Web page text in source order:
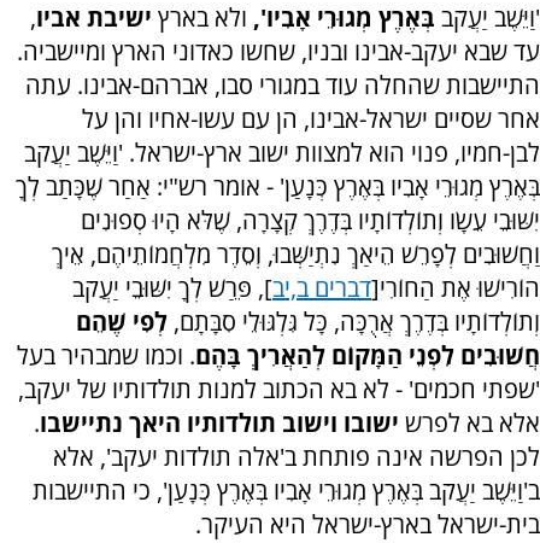
'וַיֵּשֶׁב יַעֲקֹב בְּאֶרֶץ מְגוּרֵי אָבִיו', ולא בארץ ישיבת אביו,
עד שבא יעקב-אבינו ובניו, שחשו כאדוני הארץ ומיישביה.
התיישבות שהחלה עוד במגורי סבו, אברהם-אבינו. עתה
אחר שסיים ישראל-אבינו, הן עם עשו-אחיו והן על
לבן-חמיו, פנוי הוא למצוות ישוב ארץ-ישראל. 'וַיֵּשֶׁב יַעֲקֹב
בְּאֶרֶץ מְגוּרֵי אָבִיו בְּאֶרֶץ כְּנָעַן' - אומר רש"י: אַחַר שֶׁכָּתַב לְךָ
יִשּׁוּבֵי עֵשָׂו וְתוֹלְדוֹתָיו בְּדֶרֶךְ קְצָרָה, שֶׁלֹּא הָיוּ סְפוּנִים
וַחֲשׁוּבִים לְפָרֵשׁ הֵיאַךְ נִתְיַשְּׁבוּ, וְסֵדֶר מִלְחֲמוֹתֵיהֶם, אֵיךְ
הוֹרִישׁוּ אֶת הַחוֹרִי[דברים ב,יב], פֵּרַשׁ לְךָ יִשּׁוּבֵי יַעֲקֹב
וְתוֹלְדוֹתָיו בְּדֶרֶךְ אֲרֻכָּה, כָּל גִּלְגּוּלֵי סִבָּתָם, לְפִי שֶׁהֵם
חֲשׁוּבִים לִפְנֵי הַמָּקוֹם לְהַאֲרִיךְ בָּהֶם. וכמו שמבהיר בעל
'שפתי חכמים' - לא בא הכתוב למנות תולדותיו של יעקב,
אלא בא לפרש ישובו וישוב תולדותיו היאך נתיישבו.
לכן הפרשה אינה פותחת ב'אלה תולדות יעקב', אלא
ב'וַיֵּשֶׁב יַעֲקֹב בְּאֶרֶץ מְגוּרֵי אָבִיו בְּאֶרֶץ כְּנָעַן', כי התיישבות
בית-ישראל בארץ-ישראל היא העיקר.